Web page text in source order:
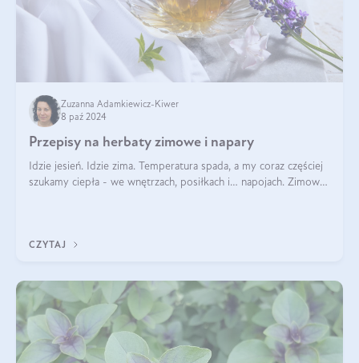
Zuzanna Adamkiewicz-Kiwer
8 paź 2024
Przepisy na herbaty zimowe i napary
Idzie jesień. Idzie zima. Temperatura spada, a my coraz częściej
szukamy ciepła - we wnętrzach, posiłkach i… napojach. Zimowe
CZYTAJ